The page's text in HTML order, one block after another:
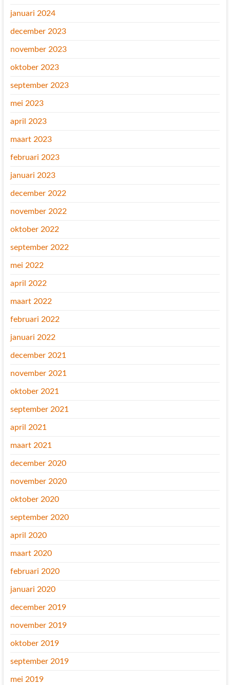
januari 2024
december 2023
november 2023
oktober 2023
september 2023
mei 2023
april 2023
maart 2023
februari 2023
januari 2023
december 2022
november 2022
oktober 2022
september 2022
mei 2022
april 2022
maart 2022
februari 2022
januari 2022
december 2021
november 2021
oktober 2021
september 2021
april 2021
maart 2021
december 2020
november 2020
oktober 2020
september 2020
april 2020
maart 2020
februari 2020
januari 2020
december 2019
november 2019
oktober 2019
september 2019
mei 2019